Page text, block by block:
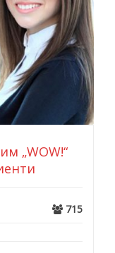
„WOW!“
715